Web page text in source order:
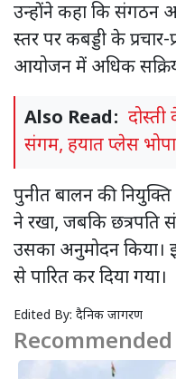
उन्होंने कहा कि संगठन
स्तर पर कबड्डी के
आयोजन में अधिक सक्रिय
Also Read:
संगम, हयात प्लेस
पुनीत बालन की नियुक्ति
ने रखा, जबकि छत्रपति
उसका अनुमोदन किया।
से पारित कर दिया गया।
Edited By: दैनिक जागरण